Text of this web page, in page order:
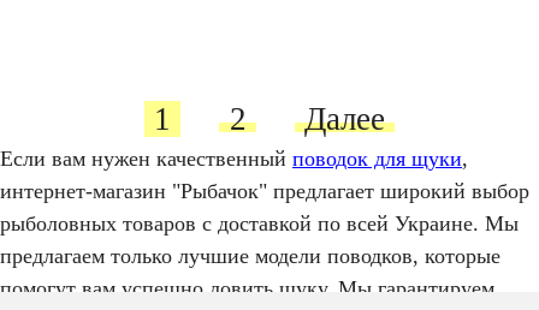
1 2 Далее
Если вам нужен качественный поводок для щуки,
интернет-магазин "Рыбачок" предлагает широкий выбор
рыболовных товаров с доставкой по всей Украине. Мы
предлагаем только лучшие модели поводков, которые
помогут вам успешно ловить щуку. Мы гарантируем